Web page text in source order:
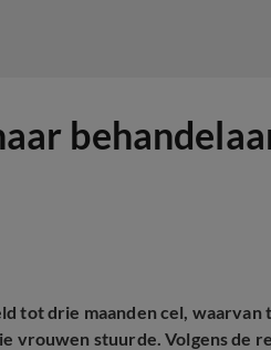
tot drie maanden cel,
vrouwen stuurde. Volgens de